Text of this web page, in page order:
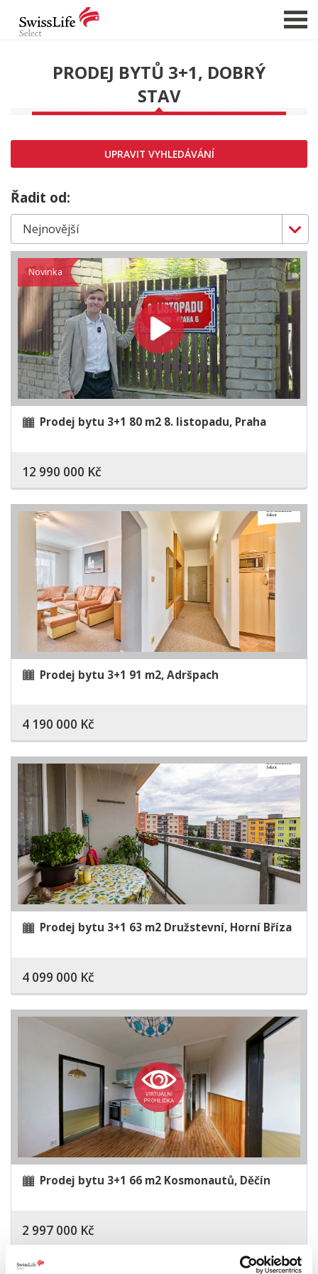
NABÍDKA NEMOVITOSTÍ
CHCI PRODAT / PRONAJMOUT
HLÍDAT NOVÉ NABÍDKY
CHCI OCENIT NEMOVITOST
O NÁS
REFERENCE
SLUŽBY
KARIÉRA
FINANCOVÁNÍ / HYPOTÉKA
KONTAKT
PRODEJ BYTŮ 3+1, DOBRÝ
STAV
UPRAVIT VYHLEDÁVÁNÍ
Řadit od:
Novinka
Prodej bytu 3+1 80 m2 8. listopadu, Praha
12 990 000 Kč
Prodej bytu 3+1 91 m2, Adršpach
4 190 000 Kč
Prodej bytu 3+1 63 m2 Družstevní, Horní Bříza
4 099 000 Kč
Prodej bytu 3+1 66 m2 Kosmonautů, Děčín
2 997 000 Kč